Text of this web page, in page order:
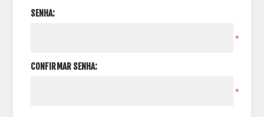
SENHA:
*
CONFIRMAR SENHA:
*